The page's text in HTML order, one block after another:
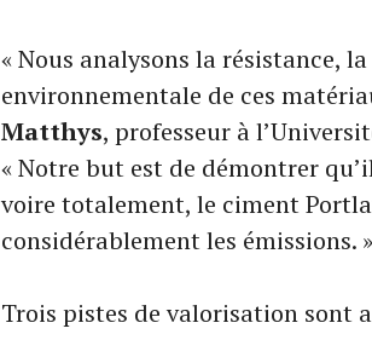
« Nous analysons la résistance,
environnementale de ces
Matthys, professeur à
« Notre but est de démontrer
voire totalement, le ciment
considérablement les émissions. »
Trois pistes de valorisation sont